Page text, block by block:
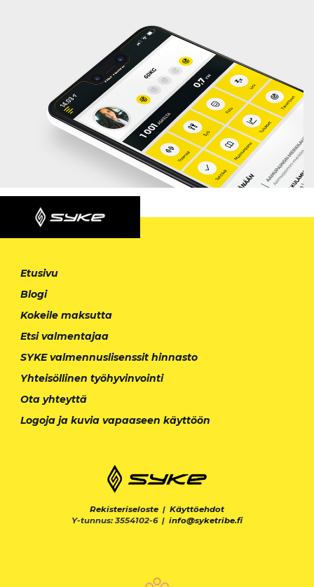
Etusivu
Blogi
Kokeile maksutta
Etsi valmentajaa
SYKE valmennuslisenssit hinnasto
Yhteisöllinen työhyvinvointi
Ota yhteyttä
Logoja ja kuvia vapaaseen käyttöön
Rekisteriseloste | Käyttöehdot
Y-tunnus: 3554102-6 | info@syketribe.fi